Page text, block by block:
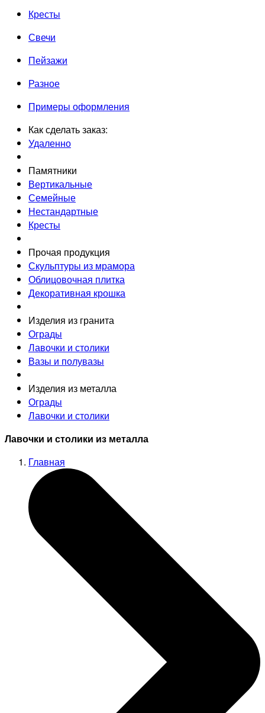
Кресты
Свечи
Пейзажи
Разное
Примеры оформления
Как сделать заказ:
Удаленно
Памятники
Вертикальные
Семейные
Нестандартные
Кресты
Прочая продукция
Скульптуры из мрамора
Облицовочная плитка
Декоративная крошка
Изделия из гранита
Ограды
Лавочки и столики
Вазы и полувазы
Изделия из металла
Ограды
Лавочки и столики
Лавочки и столики из металла
Главная